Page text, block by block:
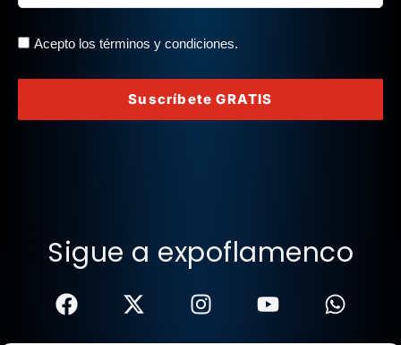
Acepto los términos y condiciones.
Suscríbete GRATIS
Sigue a expoflamenco